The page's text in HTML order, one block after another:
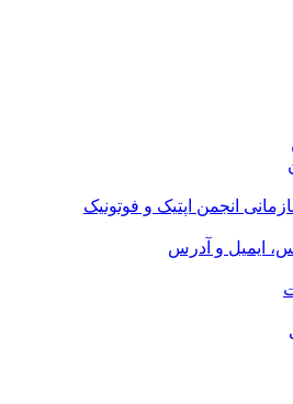
انجمن اپتیک و فوتونیک
ایمیل و آدرس